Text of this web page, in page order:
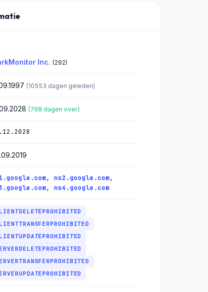
Inc. (292)
(10553 dagen geleden)
(768 dagen over)
, ns2.google.com,
, ns4.google.com